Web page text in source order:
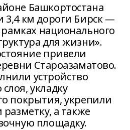
Башкортостана
3,4 км дороги Бирск —
национального
для жизни».
привели
Староазаматово.
устройство
укладку
покрытия, укрепили
а также
площадку.